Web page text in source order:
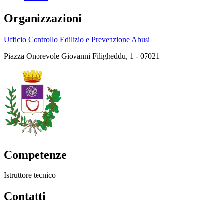
Organizzazioni
Ufficio Controllo Edilizio e Prevenzione Abusi
Piazza Onorevole Giovanni Filigheddu, 1 - 07021
Competenze
Istruttore tecnico
Contatti